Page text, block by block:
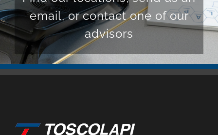
email, or contact one of our
advisors